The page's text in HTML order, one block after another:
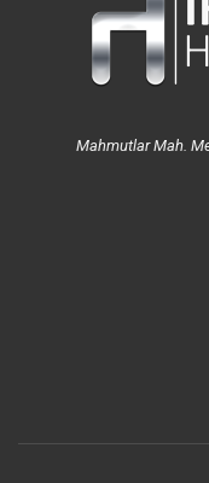
Mahmutlar Mah.